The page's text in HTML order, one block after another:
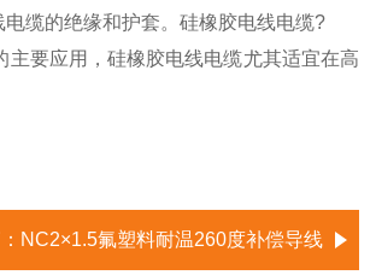
缆的绝缘和护套。硅橡胶电线电缆?
要应用，硅橡胶电线电缆尤其适宜在高
NC2×1.5氟塑料耐温260度补偿导线